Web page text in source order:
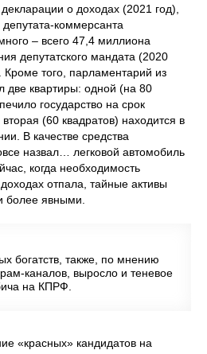
о доходах (2021 год),
коммерсанта
– всего 47,4 миллиона
депутатского мандата (2020
того, парламентарий из
две квартиры: одной (на 80
государство на срок
(60 квадратов) находится в
В качестве средства
назвал… легковой автомобиль
когда необходимость
отпала, тайные активы
более явными.
богатств, также, по мнению
каналов, выросло и теневое
на КПРФ.
«красных» кандидатов на